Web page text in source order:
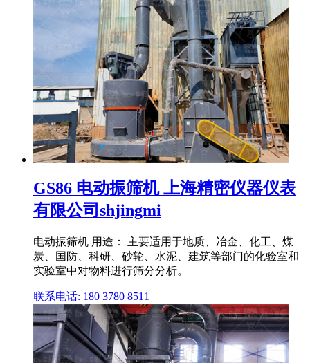
GS86 电动振筛机 上海精密仪器仪表
有限公司shjingmi
电动振筛机 用途： 主要适用于地质、冶金、化工、煤
炭、国防、科研、砂轮、水泥、建筑等部门的化验室和
实验室中对物料进行筛分分析。
联系电话: 180 3780 8511